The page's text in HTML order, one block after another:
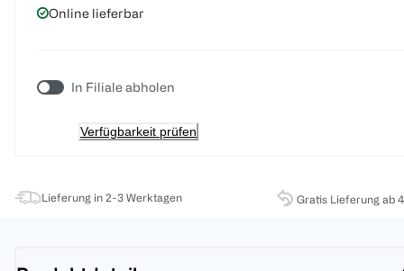
Online lieferbar
In Filiale abholen
Verfügbarkeit prüfen
Lieferung in 2-3 Werktagen Gratis Lieferung ab